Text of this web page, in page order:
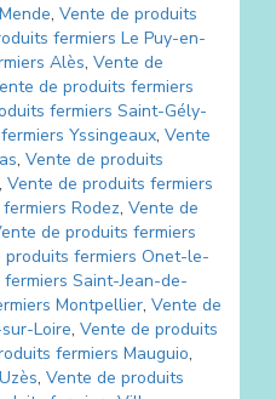
Mende, Vente de produits
fermiers Le Puy-en-
Alès, Vente de
de produits fermiers
fermiers Saint-Gély-
Yssingeaux, Vente
, Vente de produits
, Vente de produits fermiers
Rodez, Vente de
de produits fermiers
produits fermiers Onet-le-
Saint-Jean-de-
Montpellier, Vente de
Loire, Vente de produits
fermiers Mauguio,
Uzès, Vente de produits